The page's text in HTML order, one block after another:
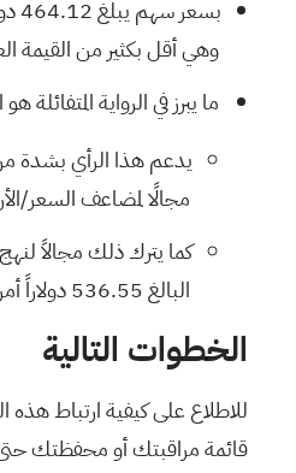
وهي أقل بكثير من القيمة العادلة للتدفقات النقدية المخصومة
ما يبرز في الرواية
مجالًا لمضاعف السعر/
البالغ 536.55 دولاراً أمريكياً أو القيمة العادلة للتدفقات النقدية المخصومة البالغة 975.18 دولاراً أمريكياً يعتمد على مدى استدامة ملف الأرباح والهامش هذا.
الخطوات التالية
للاطلاع على كيفية ارتباط هذه
قائمة مراقبتكأومحفظتك